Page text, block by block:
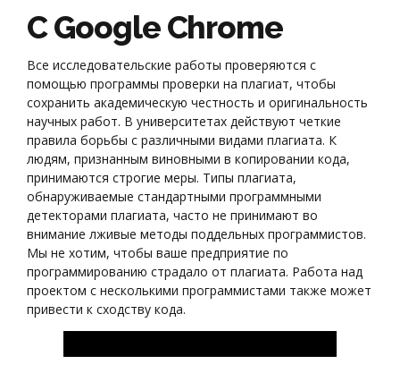
С Google Chrome
Все исследовательские работы проверяются с
помощью программы проверки на плагиат, чтобы
сохранить академическую честность и оригинальность
научных работ. В университетах действуют четкие
правила борьбы с различными видами плагиата. К
людям, признанным виновными в копировании кода,
принимаются строгие меры. Типы плагиата,
обнаруживаемые стандартными программными
детекторами плагиата, часто не принимают во
внимание лживые методы поддельных программистов.
Мы не хотим, чтобы ваше предприятие по
программированию страдало от плагиата. Работа над
проектом с несколькими программистами также может
привести к сходству кода.